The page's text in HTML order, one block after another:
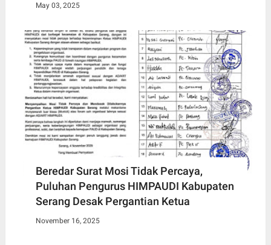
May 03, 2025
Beredar Surat Mosi Tidak Percaya,
Puluhan Pengurus HIMPAUDI Kabupaten
Serang Desak Pergantian Ketua
November 16, 2025